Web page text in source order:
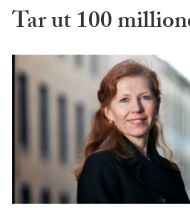
Tar ut 100